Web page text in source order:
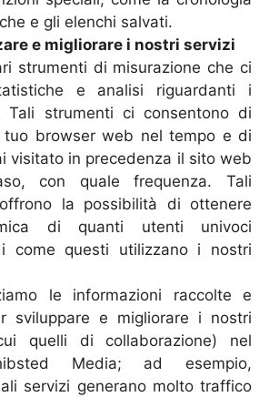
e gli elenchi salvati.
e migliorare i nostri servizi
strumenti di misurazione che ci
e analisi riguardanti i
Tali strumenti ci consentono di
tuo browser web nel tempo e di
visitato in precedenza il sito web
con quale frequenza. Tali
la possibilità di ottenere
di quanti utenti univoci
come questi utilizzano i nostri
le informazioni raccolte e
sviluppare e migliorare i nostri
quelli di collaborazione) nel
Media; ad esempio,
servizi generano molto traffico